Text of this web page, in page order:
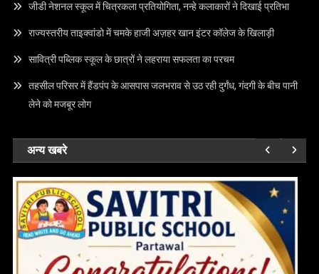
जीडी नेशनल स्कूल में चित्रकला प्रतियोगिता, नन्हे कलाकारों ने दिखाई प्रतिभा
राज्यस्तरीय ताइक्वांडो में चमके हाजी अज़हर खान इंटर कॉलेज के खिलाड़ी
सावित्री पब्लिक स्कूल के छात्रों ने लहराया सफलता का परचम
तहसील परिसर में हैंडपंप के आसपास जलभराव से उठ रही दुर्गंध, गंदगी के बीच पानी
लेने को मजबूर लोग
अन्य खबरे